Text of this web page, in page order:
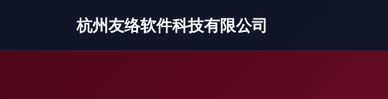
杭州友络软件科技有限公司